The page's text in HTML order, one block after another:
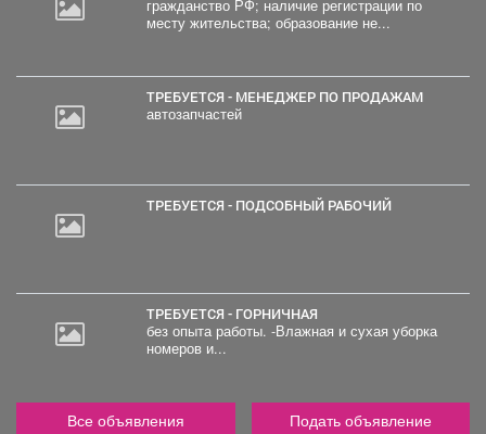
гражданство РФ; наличие регистрации по
месту жительства; образование не...
ТРЕБУЕТСЯ - МЕНЕДЖЕР ПО ПРОДАЖАМ
автозапчастей
ТРЕБУЕТСЯ - ПОДСОБНЫЙ РАБОЧИЙ
ТРЕБУЕТСЯ - ГОРНИЧНАЯ
без опыта работы. -Влажная и сухая уборка
номеров и...
Все объявления Подать объявление